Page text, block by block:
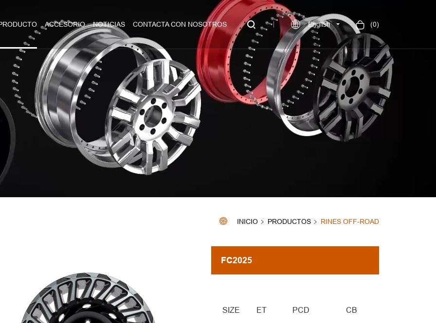
(0)
English
ACCESORIO NOTICIAS CONTACTA CON NOSOTROS
INICIO PRODUCTOS RINES OFF-ROAD
FC2025
SIZE ET PCD CB